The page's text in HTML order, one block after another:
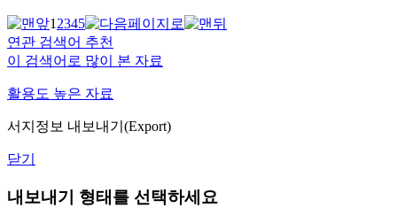
12345
연관 검색어 추천
이 검색어로 많이 본 자료
활용도 높은 자료
서지정보 내보내기(Export)
닫기
내보내기 형태를 선택하세요